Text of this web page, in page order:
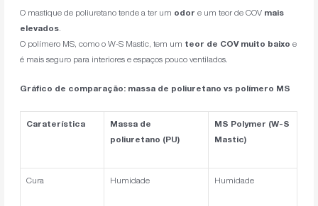
O mastique de poliuretano tende a ter um odor e um teor de COV mais
elevados.
O polímero MS, como o W-S Mastic, tem um teor de COV muito baixo e
é mais seguro para interiores e espaços pouco ventilados.
Gráfico de comparação: massa de poliuretano vs polímero MS
Caraterística
Massa de
poliuretano (PU)
MS Polymer (W-S
Mastic)
Cura Humidade Humidade